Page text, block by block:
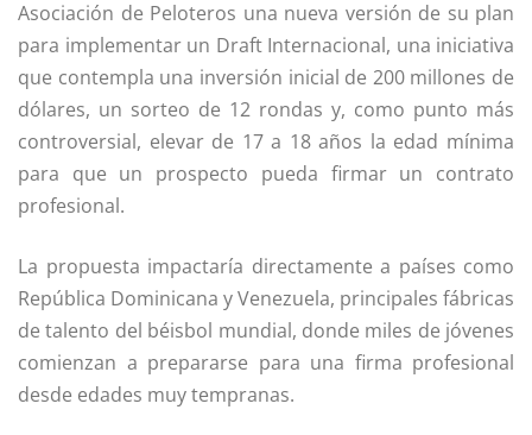
Asociación de Peloteros una nueva versión de su plan
para implementar un Draft Internacional, una iniciativa
que contempla una inversión inicial de 200 millones de
dólares, un sorteo de 12 rondas y, como punto más
controversial, elevar de 17 a 18 años la edad mínima
para que un prospecto pueda firmar un contrato
profesional.
La propuesta impactaría directamente a países como
República Dominicana y Venezuela, principales fábricas
de talento del béisbol mundial, donde miles de jóvenes
comienzan a prepararse para una firma profesional
desde edades muy tempranas.